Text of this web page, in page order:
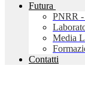
Futura
PNRR
Media
Contatti